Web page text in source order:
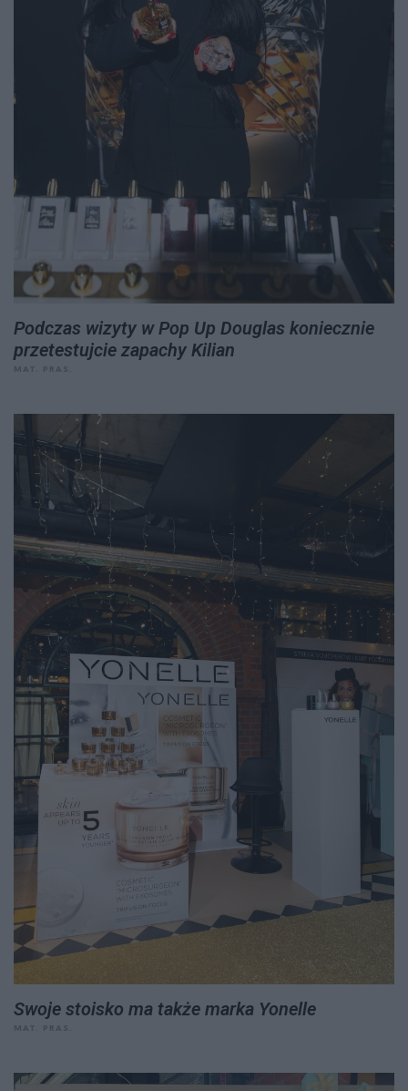
Podczas wizyty w Pop Up Douglas koniecznie
przetestujcie zapachy Kilian
Swoje stoisko ma także marka Yonelle